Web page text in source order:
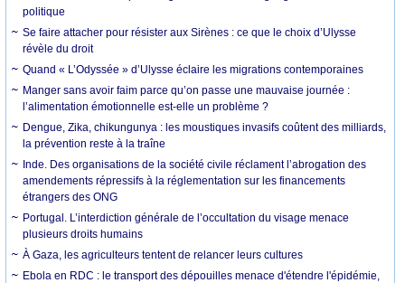
politique
Se faire attacher pour résister aux Sirènes : ce que le choix d’Ulysse
révèle du droit
Quand « L’Odyssée » d’Ulysse éclaire les migrations contemporaines
Manger sans avoir faim parce qu’on passe une mauvaise journée :
l’alimentation émotionnelle est-elle un problème ?
Dengue, Zika, chikungunya : les moustiques invasifs coûtent des milliards,
la prévention reste à la traîne
Inde. Des organisations de la société civile réclament l’abrogation des
amendements répressifs à la réglementation sur les financements
étrangers des ONG
Portugal. L’interdiction générale de l’occultation du visage menace
plusieurs droits humains
À Gaza, les agriculteurs tentent de relancer leurs cultures
Ebola en RDC : le transport des dépouilles menace d'étendre l'épidémie,